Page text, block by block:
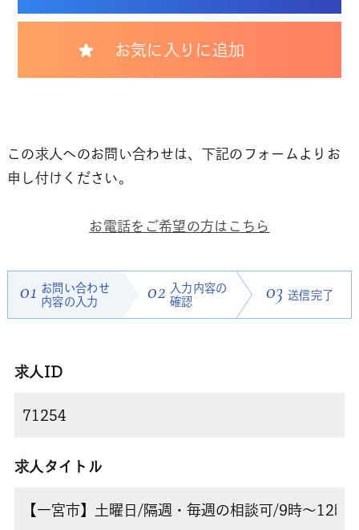
お気に入りに追加
この求人へのお問い合わせは、下記のフォームよりお
申し付けください。
お電話をご希望の方はこちら
01 お問い合わせ
内容の入力
02 入力内容の
確認
03 送信完了
求人ID
求人タイトル